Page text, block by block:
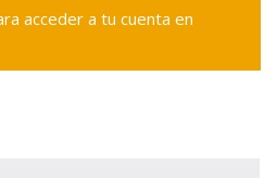
acceder a tu cuenta en